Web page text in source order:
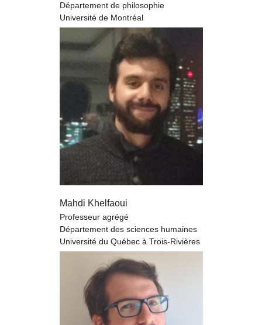
Département de philosophie
Université de Montréal
Mahdi Khelfaoui
Professeur agrégé
Département des sciences humaines
Université du Québec à Trois-Rivières